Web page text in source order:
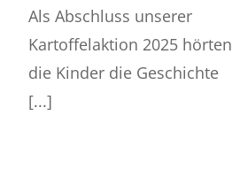
Als Abschluss unserer
Kartoffelaktion 2025 hörten
die Kinder die Geschichte
[...]